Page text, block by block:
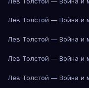
Лев Толстой — Война и
Лев Толстой — Война и
Лев Толстой — Война и
Лев Толстой — Война и